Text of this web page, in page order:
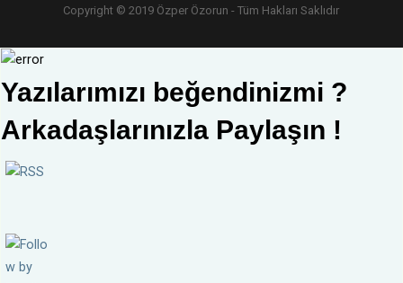
Copyright © 2019 Özper Özorun - Tüm Hakları Saklıdır
Yazılarımızı beğendinizmi ?
Arkadaşlarınızla Paylaşın !